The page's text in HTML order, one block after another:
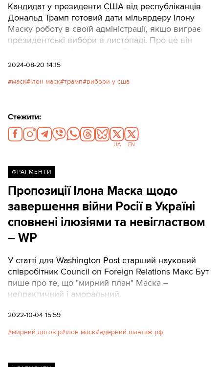
Кандидат у президенти США від республіканців
Дональд Трамп готовий дати мільярдеру Ілону
Маску роботу в своїй адміністрації, якщо виграє
президентські вибори в листопаді. Про це він
2024-08-20 14:15
маск ілон маск трамп вибори у сша
Стежити:
UA EN
ФРАГМЕНТИ
Пропозиції Ілона Маска щодо
завершення війни Росії в Україні
сповнені ілюзіями та невіглаством
– WP
У статті для Washington Post старший науковий
співробітник Council on Foreign Relations Макс Бут
пише про те, що "мирний план" Маска –
непрактичний і аморальний.
2022-10-04 15:59
мирний договір ілон маск ядерний шантаж рф